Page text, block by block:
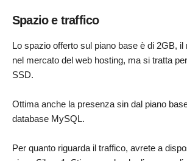
Spazio e traffico
Lo spazio offerto sul piano base è di 2GB,
nel mercato del web hosting, ma si tratta
SSD.
Ottima anche la presenza sin dal piano
database MySQL.
Per quanto riguarda il traffico, avrete a